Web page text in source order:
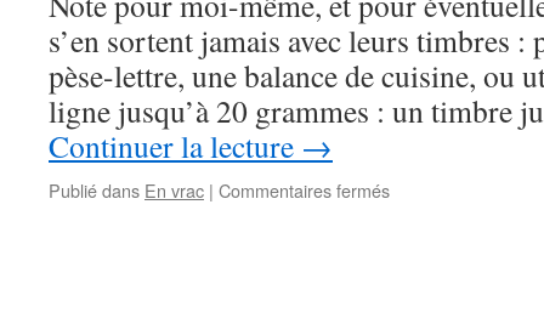
s’en sortent jamais avec leurs timbres :
pèse-lettre, une balance de cuisine, ou
ligne jusqu’à 20 grammes : un timbre
Continuer la lecture →
Publié dans En vrac | Commentaires ferméssur